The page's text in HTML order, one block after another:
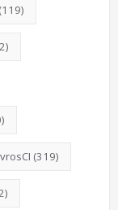
(119)
(319)